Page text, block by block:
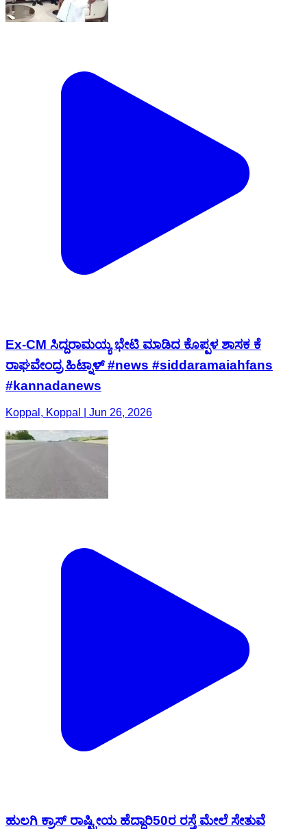
Ex-CM ಸಿದ್ದರಾಮಯ್ಯ ಭೇಟಿ ಮಾಡಿದ ಕೊಪ್ಪಳ ಶಾಸಕ ಕೆ
ರಾಘವೇಂದ್ರ ಹಿಟ್ನಾಳ್ #news #siddaramaiahfans
#kannadanews
Koppal, Koppal | Jun 26, 2026
ಹುಲಗಿ ಕ್ರಾಸ್ ರಾಷ್ಟ್ರೀಯ ಹೆದ್ದಾರಿ50ರ ರಸ್ತೆ ಮೇಲೆ ಸೇತುವೆ